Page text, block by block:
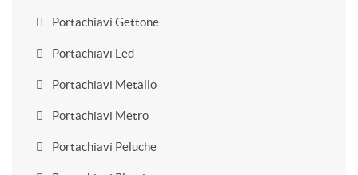
Portachiavi Gettone
Portachiavi Led
Portachiavi Metallo
Portachiavi Metro
Portachiavi Peluche